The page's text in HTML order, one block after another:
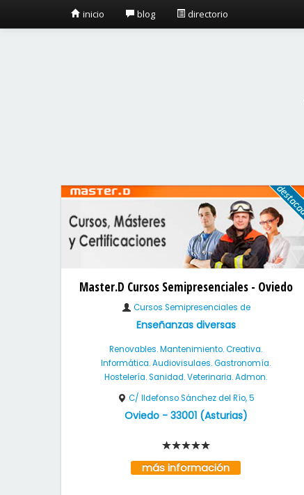
inicio blog directorio
Master.D Cursos Semipresenciales - Oviedo
Cursos Semipresenciales de
Enseñanzas diversas
Renovables. Mantenimiento. Creativa.
Informática. Audiovisulaes. Gastronomía.
Hostelería. Sanidad. Veterinaria. Admon.
C/ Ildefonso Sánchez del Río, 5
Oviedo- 33001(Asturias)
más información